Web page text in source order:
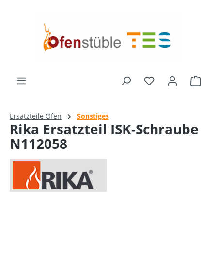
Ersatzteile Öfen Sonstiges
Rika Ersatzteil ISK-Schraube
N112058